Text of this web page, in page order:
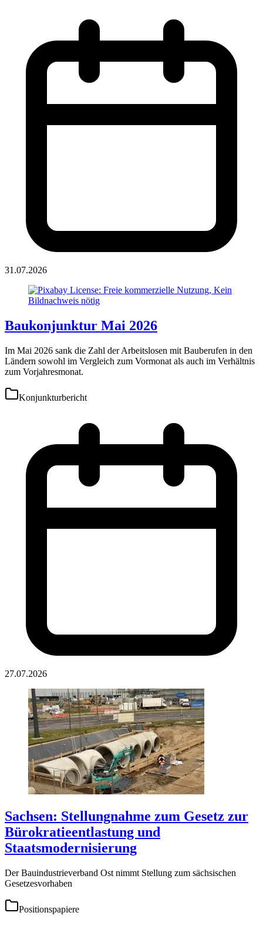
31.07.2026
Baukonjunktur Mai 2026
Im Mai 2026 sank die Zahl der Arbeitslosen mit Bauberufen in den
Ländern sowohl im Vergleich zum Vormonat als auch im Verhältnis
zum Vorjahresmonat.
Konjunkturbericht
27.07.2026
Sachsen: Stellungnahme zum Gesetz zur
Bürokratieentlastung und
Staatsmodernisierung
Der Bauindustrieverband Ost nimmt Stellung zum sächsischen
Gesetzesvorhaben
Positionspapiere